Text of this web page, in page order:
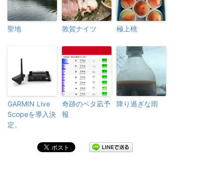
聖地 敦賀ナイツ 極上桃
GARMIN Live
Scopeを導入決
定。
奇跡のベタ凪予
報
降り過ぎな雨